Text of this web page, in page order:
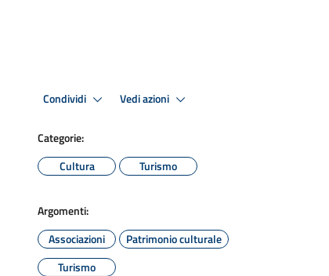
Condividi Vedi azioni
Categorie:
Cultura
Turismo
Argomenti:
Associazioni
Patrimonio culturale
Turismo